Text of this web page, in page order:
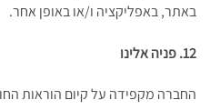
באתר, באפליקציה ו/או באופן אחר.
12. פניה אלינו
החברה מקפידה על קיום הוראות